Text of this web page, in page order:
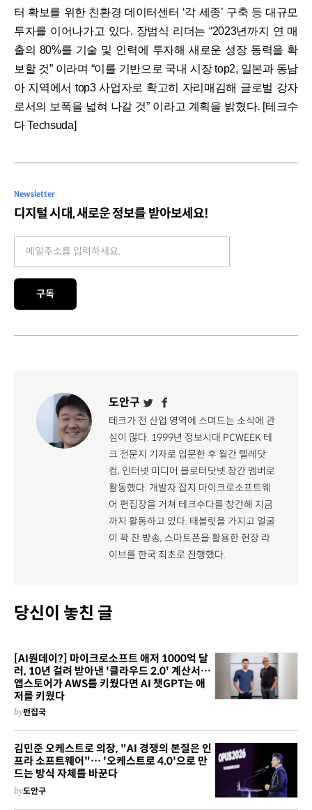
터 확보를 위한 친환경 데이터센터 ‘각 세종’ 구축 등 대규모
투자를 이어나가고 있다. 장범식 리더는 “2023년까지 연 매
출의 80%를 기술 및 인력에 투자해 새로운 성장 동력을 확
보할 것” 이라며 “이를 기반으로 국내 시장 top2, 일본과 동남
아 지역에서 top3 사업자로 확고히 자리매김해 글로벌 강자
로서의 보폭을 넓혀 나갈 것” 이라고 계획을 밝혔다. [테크수
다 Techsuda]
Newsletter
디지털 시대, 새로운 정보를 받아보세요!
Email address
구독
도안구
테크가 전 산업 영역에 스며드는 소식에 관
심이 많다. 1999년 정보시대 PCWEEK 테
크 전문지 기자로 입문한 후 월간 텔레닷
컴, 인터넷 미디어 블로터닷넷 창간 멤버로
활동했다. 개발자 잡지 마이크로소프트웨
어 편집장을 거쳐 테크수다를 창간해 지금
까지 활동하고 있다. 태블릿을 가지고 얼굴
이 꽉 찬 방송, 스마트폰을 활용한 현장 라
이브를 한국 최초로 진행했다.
당신이 놓친 글
[AI뭔데이?] 마이크로소프트 애저 1000억 달
러, 10년 걸려 받아낸 '클라우드 2.0' 계산서…
앱스토어가 AWS를 키웠다면 AI 챗GPT는 애
저를 키웠다
by펀집국
김민준 오케스트로 의장, "AI 경쟁의 본질은 인
프라 소프트웨어"… '오케스트로 4.0'으로 만
드는 방식 자체를 바꾼다
by도안구